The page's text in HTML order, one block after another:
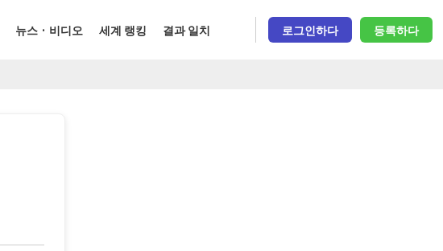
뉴스 · 비디오 세계 랭킹 결과 일치 로그인하다 등록하다